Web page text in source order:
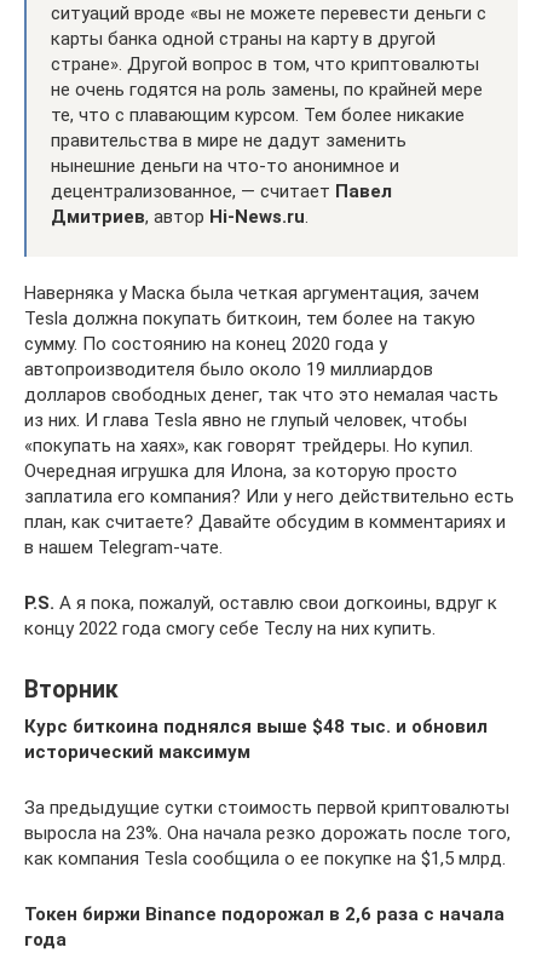
ситуаций вроде «вы не можете перевести деньги с
карты банка одной страны на карту в другой
стране». Другой вопрос в том, что криптовалюты
не очень годятся на роль замены, по крайней мере
те, что с плавающим курсом. Тем более никакие
правительства в мире не дадут заменить
нынешние деньги на что-то анонимное и
децентрализованное, — считает Павел
Дмитриев, автор Hi-News.ru.
Наверняка у Маска была четкая аргументация, зачем
Tesla должна покупать биткоин, тем более на такую
сумму. По состоянию на конец 2020 года у
автопроизводителя было около 19 миллиардов
долларов свободных денег, так что это немалая часть
из них. И глава Tesla явно не глупый человек, чтобы
«покупать на хаях», как говорят трейдеры. Но купил.
Очередная игрушка для Илона, за которую просто
заплатила его компания? Или у него действительно есть
план, как считаете? Давайте обсудим в комментариях и
в нашем Telegram-чате.
P.S. А я пока, пожалуй, оставлю свои догкоины, вдруг к
концу 2022 года смогу себе Теслу на них купить.
Вторник
Курс биткоина поднялся выше $48 тыс. и обновил
исторический максимум
За предыдущие сутки стоимость первой криптовалюты
выросла на 23%. Она начала резко дорожать после того,
как компания Tesla сообщила о ее покупке на $1,5 млрд.
Токен биржи Binance подорожал в 2,6 раза с начала
года